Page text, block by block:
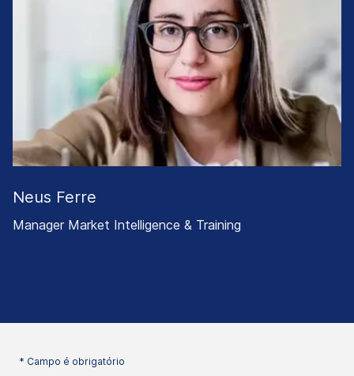
Neus Ferre
Manager Market Intelligence & Training
* Campo é obrigatório